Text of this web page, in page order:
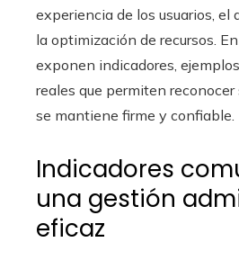
experiencia de los usuarios, el
la optimización de recursos.
exponen indicadores,
reales que permiten
se mantiene firme y confiable.
Indicadores
una gestión
eficaz